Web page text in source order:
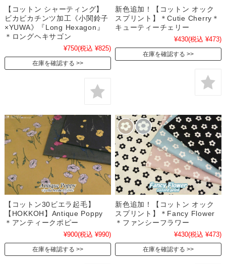
【コットン シャーティング】
ビカビカチンツ加工《小関鈴子
×YUWA》『Long Hexagon』
＊ロングヘキサゴン
¥750(税込 ¥825)
在庫を確認する
新色追加！【コットン オック
スプリント】＊Cutie Cherry＊
キューティーチェリー
¥430(税込 ¥473)
在庫を確認する
【コットン30ビエラ起毛】
【HOKKOH】Antique Poppy
＊アンティークポピー
¥900(税込 ¥990)
在庫を確認する
新色追加！【コットン オック
スプリント】＊Fancy Flower
＊ファンシーフラワー
¥430(税込 ¥473)
在庫を確認する